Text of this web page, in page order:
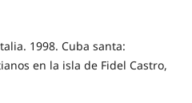
1998. Cuba santa:
en la isla de Fidel Castro,